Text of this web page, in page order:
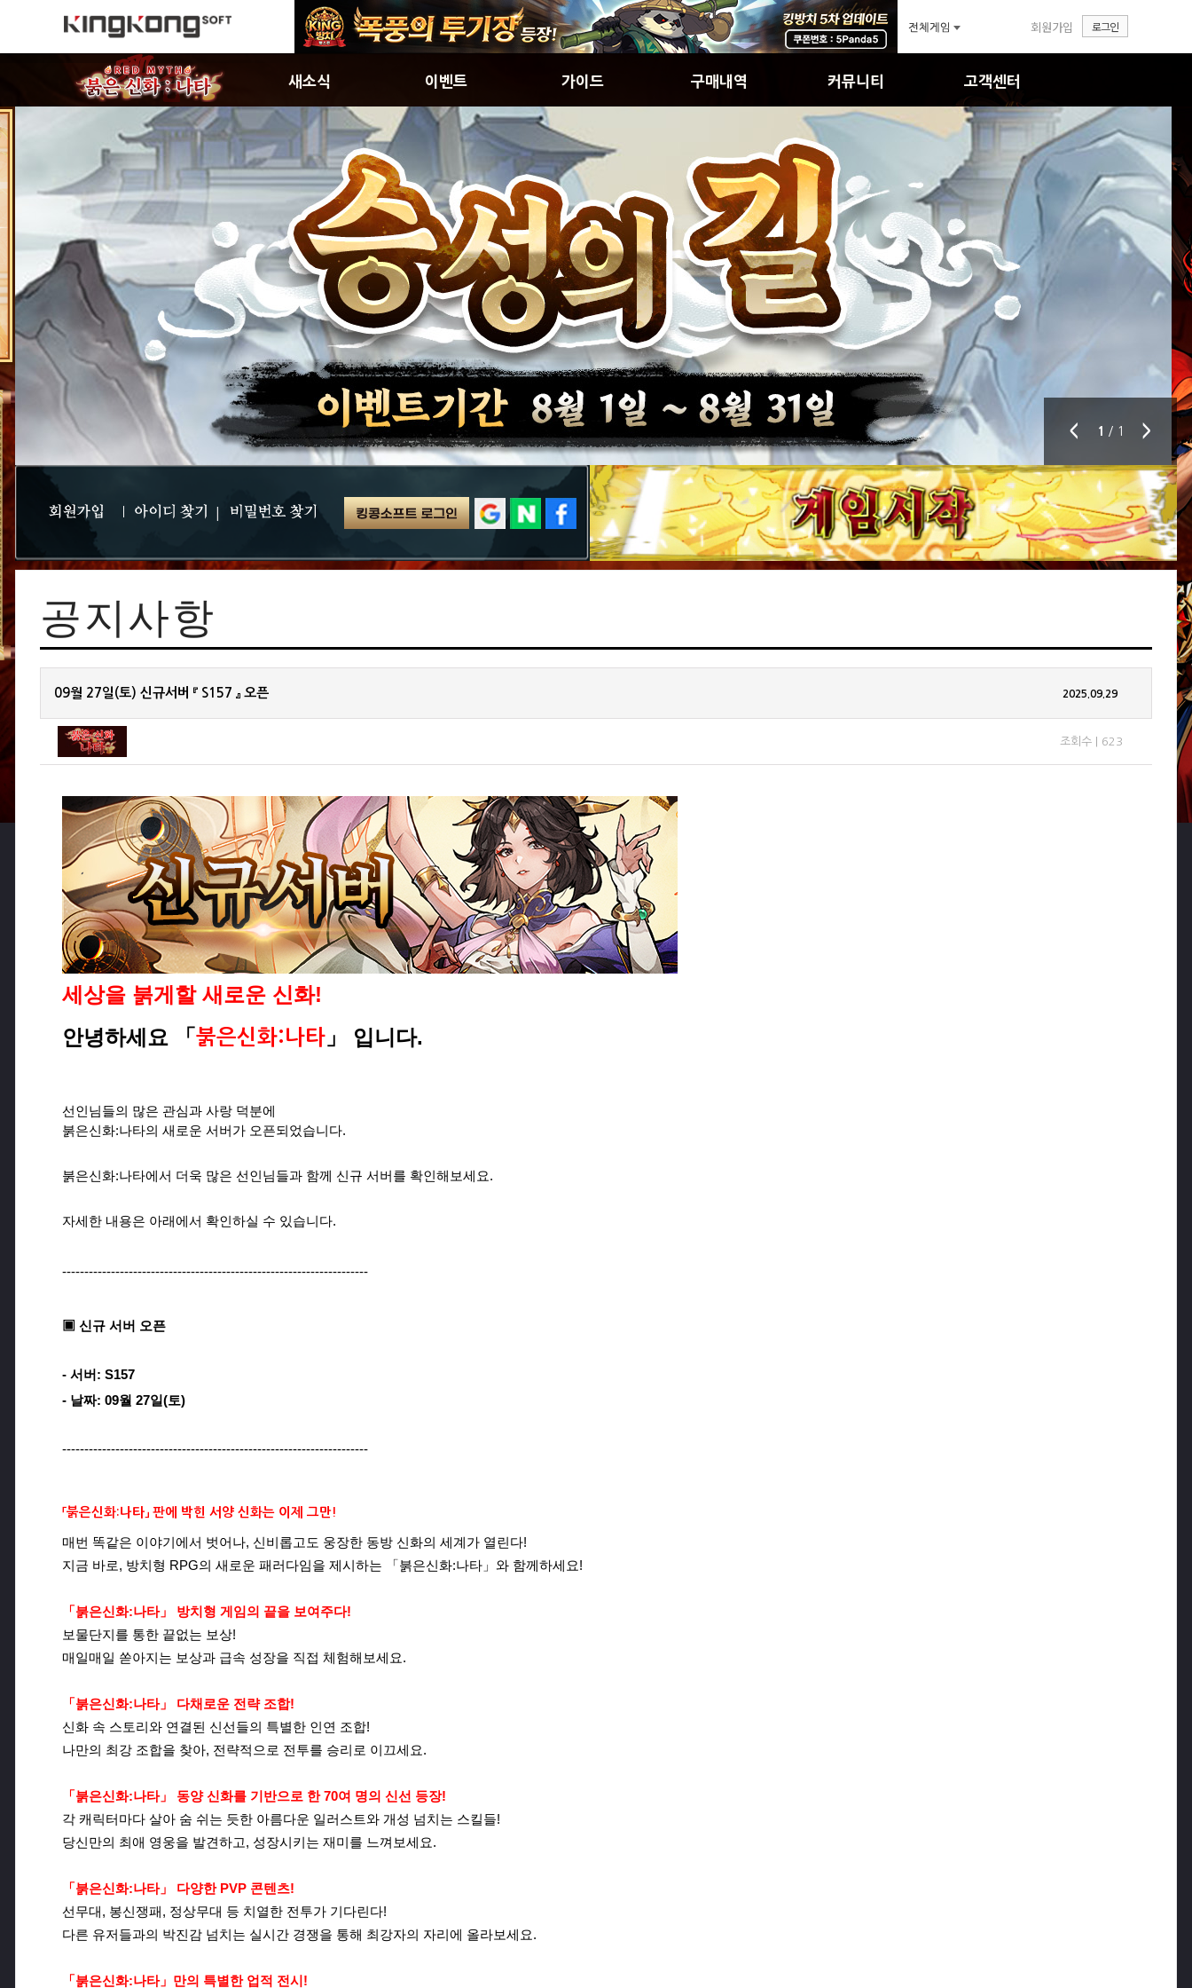
회원가입 로그인
새소식
공지사항
이벤트
진행중인 이벤트
가이드
초보자가이드
게임소개
신선소개
아이템확률
구매내역 커뮤니티
이미지게시판
고객센터
FAQ
답변확인
1 / 1
＜ ＞
|
공지사항
09월 27일(토) 신규서버 『 S157 』 오픈 2025.09.29
조회수 | 623
세상을 붉게할 새로운 신화!
안녕하세요
「 붉은신화:나타 」 입니다.
선인님들의 많은 관심과 사랑 덕분에
붉은신화:나타의 새로운 서버가 오픈되었습니다.​
붉은신화:나타에서 더욱 많은 선인님들과 함께 신규 서버를 확인해보세요​.
자세한 내용은 아래에서 확인하실 수 있습니다.
---------------------------------------------------------------------
▣ 신규 서버 오픈
- 서버: S157
- 날짜: 09월 27일(토)
---------------------------------------------------------------------
「붉은신화:나타」 판에 박힌 서양 신화는 이제 그만!
매번 똑같은 이야기에서 벗어나, 신비롭고도 웅장한 동방 신화의 세계가 열린다!
지금 바로, 방치형 RPG의 새로운 패러다임을 제시하는 「붉은신화:나타」와 함께하세요!
「붉은신화:나타」 방치형 게임의 끝을 보여주다!
보물단지를 통한 끝없는 보상!
매일매일 쏟아지는 보상과 급속 성장을 직접 체험해보세요.
「붉은신화:나타」 다채로운 전략 조합!
신화 속 스토리와 연결된 신선들의 특별한 인연 조합!
나만의 최강 조합을 찾아, 전략적으로 전투를 승리로 이끄세요.
「붉은신화:나타」 동양 신화를 기반으로 한 70여 명의 신선 등장!
각 캐릭터마다 살아 숨 쉬는 듯한 아름다운 일러스트와 개성 넘치는 스킬들!
당신만의 최애 영웅을 발견하고, 성장시키는 재미를 느껴보세요.
「붉은신화:나타」 다양한 PVP 콘텐츠!
선무대, 봉신쟁패, 정상무대 등 치열한 전투가 기다린다!
다른 유저들과의 박진감 넘치는 실시간 경쟁을 통해 최강자의 자리에 올라보세요.
「붉은신화:나타」만의 특별한 업적 전시!